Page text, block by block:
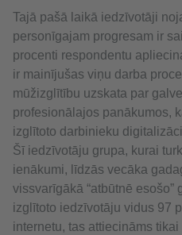
Tajā pašā laikā iedzīvotāji
personīgajam progresam ir
procenti respondentu
ir mainījušas viņu darba
mūžizglītību uzskata par
profesionālajos panākumos,
izglītoto darbinieku
Šī iedzīvotāju grupa, kurai
ienākumi, līdzās vecāka
vissvarīgākā “atbūtnē esošo”
izglītoto iedzīvotāju vidus 97
internetu, tas attiecināms